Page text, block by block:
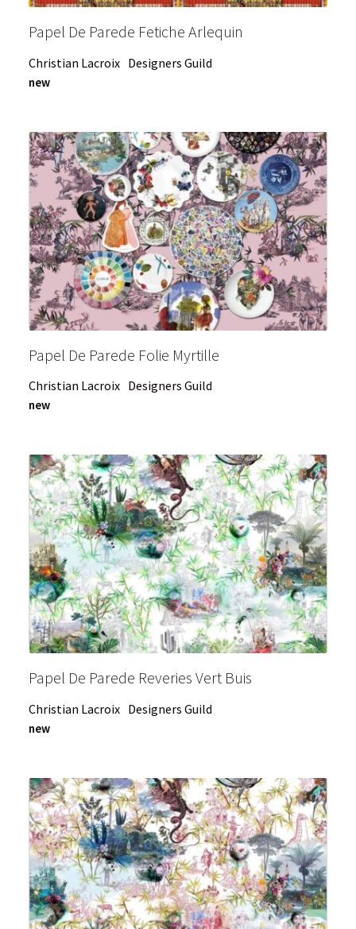
Papel De Parede Fetiche Arlequin
Christian Lacroix Designers Guild
new
Papel De Parede Folie Myrtille
Christian Lacroix Designers Guild
new
Papel De Parede Reveries Vert Buis
Christian Lacroix Designers Guild
new